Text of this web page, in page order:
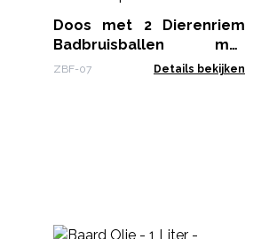
Doos met 2 Dierenriem
Badbruisballen met
Horoscoop - Leeuw
ZBF-07 Details bekijken